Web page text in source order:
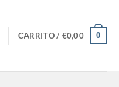
CARRITO / €0,00 0